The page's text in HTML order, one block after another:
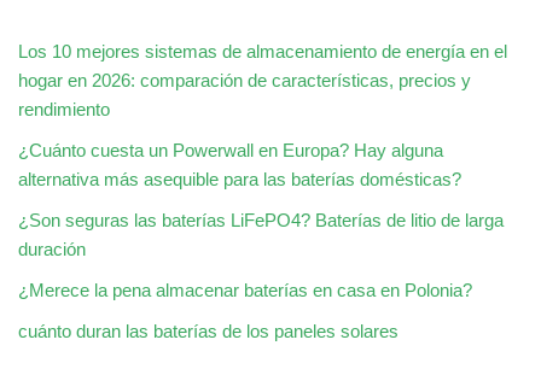
Los 10 mejores sistemas de almacenamiento de energía en el
hogar en 2026: comparación de características, precios y
rendimiento
¿Cuánto cuesta un Powerwall en Europa? Hay alguna
alternativa más asequible para las baterías domésticas?
¿Son seguras las baterías LiFePO4? Baterías de litio de larga
duración
¿Merece la pena almacenar baterías en casa en Polonia?
cuánto duran las baterías de los paneles solares